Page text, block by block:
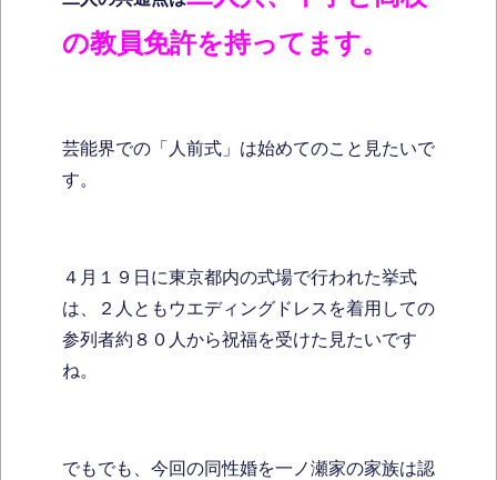
の教員免許を持ってます。
芸能界での「人前式」は始めてのこと見たいで
す。
４月１９日に東京都内の式場で行われた挙式
は、２人ともウエディングドレスを着用しての
参列者約８０人から祝福を受けた見たいです
ね。
でもでも、今回の同性婚を一ノ瀬家の家族は認